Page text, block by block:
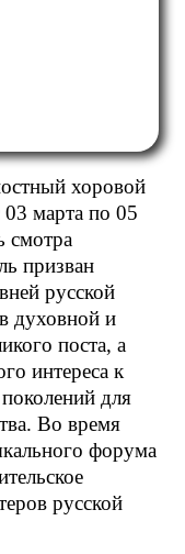
хоровой
03 марта по 05
смотра
призван
русской
духовной и
поста, а
интереса к
для
Во время
форума
русской